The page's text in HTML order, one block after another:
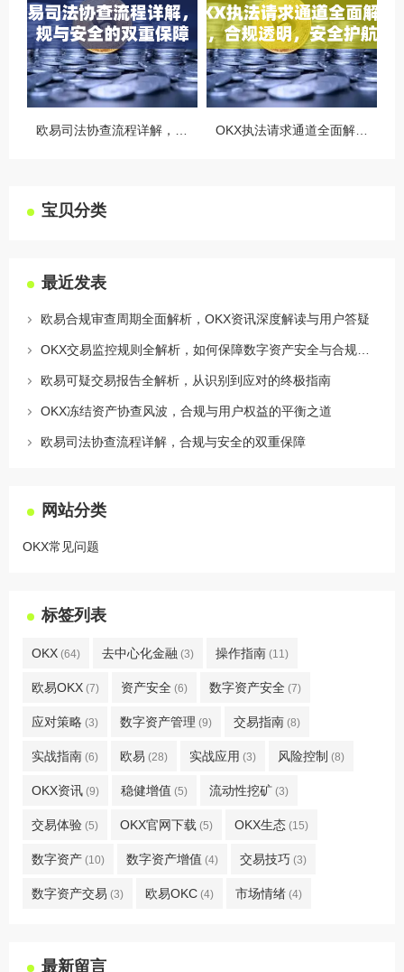
宝贝分类
最近发表
欧易合规审查周期全面解析，OKX资讯深度解读与用户答疑
欧易可疑交易报告全解析，从识别到应对的终极指南
OKX冻结资产协查风波，合规与用户权益的平衡之道
欧易司法协查流程详解，合规与安全的双重保障
网站分类
OKX常见问题
标签列表
OKX (64) 去中心化金融 (3) 操作指南 (11)
欧易OKX (7) 资产安全 (6) 数字资产安全 (7)
应对策略 (3) 数字资产管理 (9) 交易指南 (8)
实战指南 (6) 欧易 (28) 实战应用 (3) 风险控制 (8)
OKX资讯 (9) 稳健增值 (5) 流动性挖矿 (3)
交易体验 (5) OKX官网下载 (5) OKX生态 (15)
数字资产 (10) 数字资产增值 (4) 交易技巧 (3)
数字资产交易 (3) 欧易OKC (4) 市场情绪 (4)
最新留言